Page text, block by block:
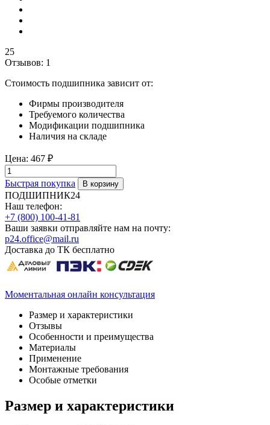
25
Отзывов: 1
Стоимость подшипника зависит от:
Фирмы производителя
Требуемого количества
Модификации подшипника
Наличия на складе
Цена: 467 ₽
Быстрая покупка
ПОДШИПНИК24
Наш телефон:
+7 (800) 100-41-81
Ваши заявки отправляйте нам на почту:
p24.office@mail.ru
Доставка до ТК бесплатно
Моментальная онлайн консультация
Размер и характеристики
Отзывы
Особенности и преимущества
Материалы
Применение
Монтажные требования
Особые отметки
Размер и характеристики